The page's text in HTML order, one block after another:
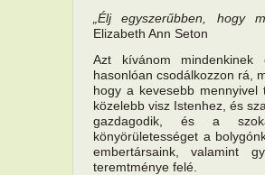
„Élj egyszerűbben, hogy
Elizabeth Ann Seton
Azt kívánom mindenkinek
hasonlóan csodálkozzon rá,
hogy a kevesebb
közelebb visz Istenhez, és
gazdagodik, és a
könyörületességet a
embertársaink, valamint
teremtménye felé.